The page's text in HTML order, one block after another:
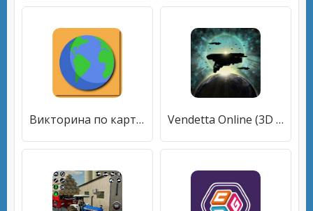
Викторина по карте мира [Бесплатные покупки] Vendetta Online (3D Space MMO) [Бесплатные покупки]